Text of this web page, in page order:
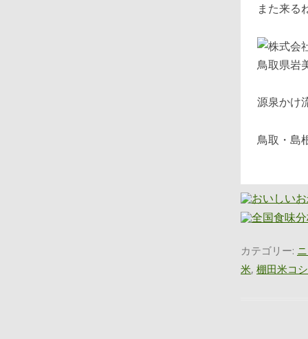
また来
鳥取県
源泉かけ
鳥取・島
カテゴリー:
米, 棚田米コ